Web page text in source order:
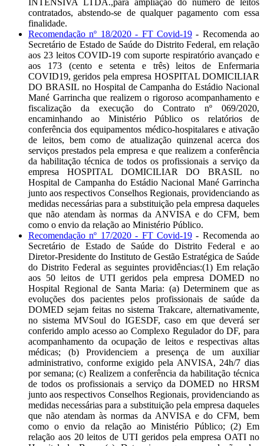
contratados, abstendo-se de qualquer pagamento com essa
finalidade.
Recomendação nº 18/2020 - FT Covid-19- Recomenda ao
Secretário de Estado de Saúde do Distrito Federal, em relação
aos 23 leitos COVID-19 com suporte respiratório avançado e
aos 173 (cento e setenta e três) leitos de Enfermaria
COVID19, geridos pela empresa HOSPITAL DOMICILIAR
DO BRASIL no Hospital de Campanha do Estádio Nacional
Mané Garrincha que realizem o rigoroso acompanhamento e
fiscalização da execução do Contrato nº 069/2020,
encaminhando ao Ministério Público os relatórios de
conferência dos equipamentos médico-hospitalares e ativação
de leitos, bem como de atualização quinzenal acerca dos
serviços prestados pela empresa e que realizem a conferência
da habilitação técnica de todos os profissionais a serviço da
empresa HOSPITAL DOMICILIAR DO BRASIL no
Hospital de Campanha do Estádio Nacional Mané Garrincha
junto aos respectivos Conselhos Regionais, providenciando as
medidas necessárias para a substituição pela empresa daqueles
que não atendam às normas da ANVISA e do CFM, bem
como o envio da relação ao Ministério Público.
Recomendação nº 17/2020 - FT Covid-19- Recomenda ao
Secretário de Estado de Saúde do Distrito Federal e ao
Diretor-Presidente do Instituto de Gestão Estratégica de Saúde
do Distrito Federal as seguintes providências:(1) Em relação
aos 50 leitos de UTI geridos pela empresa DOMED no
Hospital Regional de Santa Maria: (a) Determinem que as
evoluções dos pacientes pelos profissionais de saúde da
DOMED sejam feitas no sistema Trakcare, alternativamente,
no sistema MVSoul do IGESDF, caso em que deverá ser
conferido amplo acesso ao Complexo Regulador do DF, para
acompanhamento da ocupação de leitos e respectivas altas
médicas; (b) Providenciem a presença de um auxiliar
administrativo, conforme exigido pela ANVISA, 24h/7 dias
por semana; (c) Realizem a conferência da habilitação técnica
de todos os profissionais a serviço da DOMED no HRSM
junto aos respectivos Conselhos Regionais, providenciando as
medidas necessárias para a substituição pela empresa daqueles
que não atendam às normas da ANVISA e do CFM, bem
como o envio da relação ao Ministério Público; (2) Em
relação aos 20 leitos de UTI geridos pela empresa OATI no